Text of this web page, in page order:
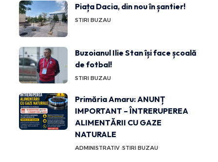
Piața Dacia, din nou în șantier!
STIRI BUZAU
Buzoianul Ilie Stan își face școală
de fotbal!
STIRI BUZAU
Primăria Amaru: ANUNȚ
IMPORTANT – ÎNTRERUPEREA
ALIMENTĂRII CU GAZE
NATURALE
ADMINISTRATIV STIRI BUZAU